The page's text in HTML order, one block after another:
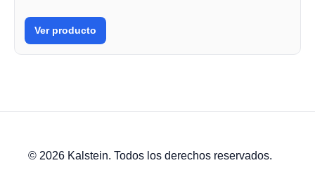
Ver producto
© 2026 Kalstein. Todos los derechos reservados.